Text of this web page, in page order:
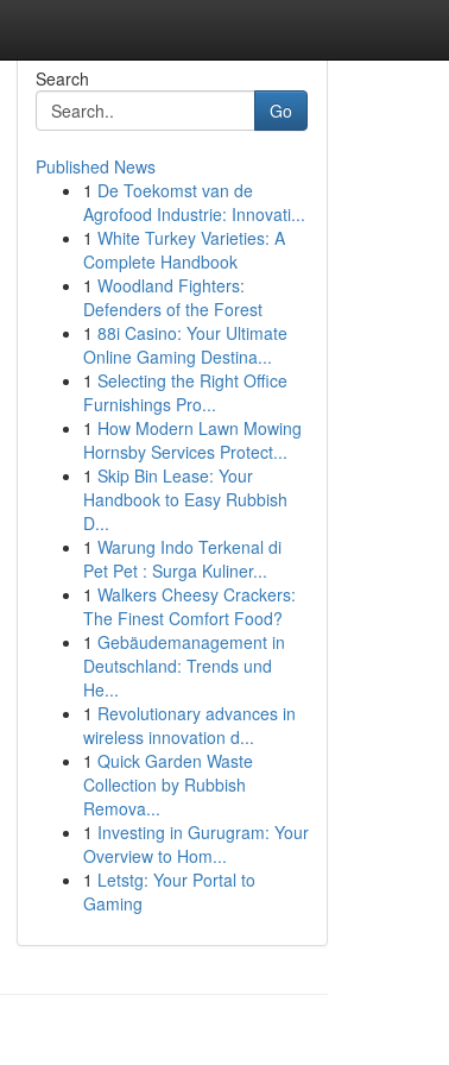
Search
Go
Published News
1 De Toekomst van de
Agrofood Industrie: Innovati...
1 White Turkey Varieties: A
Complete Handbook
1 Woodland Fighters:
Defenders of the Forest
1 88i Casino: Your Ultimate
Online Gaming Destina...
1 Selecting the Right Office
Furnishings Pro...
1 How Modern Lawn Mowing
Hornsby Services Protect...
1 Skip Bin Lease: Your
Handbook to Easy Rubbish
D...
1 Warung Indo Terkenal di
Pet Pet : Surga Kuliner...
1 Walkers Cheesy Crackers:
The Finest Comfort Food?
1 Gebäudemanagement in
Deutschland: Trends und
He...
1 Revolutionary advances in
wireless innovation d...
1 Quick Garden Waste
Collection by Rubbish
Remova...
1 Investing in Gurugram: Your
Overview to Hom...
1 Letstg: Your Portal to
Gaming